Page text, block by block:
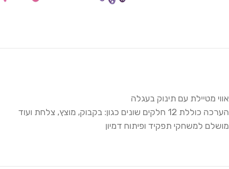
אווי מטיילת עם תינוק בעגלה
הערכה כוללת 12 חלקים שונים כגון: בקבוק, מוצץ, צלחת ועוד
מושלם למשחקי תפקיד ופיתוח דמיון